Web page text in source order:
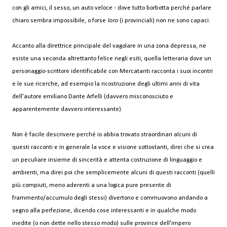
con gli amici, il sesso, un auto veloce - dove tutto borbotta perché parlare
chiaro sembra impossibile, o forse loro (i provinciali) non ne sono capaci.
Accanto alla direttrice principale del vagolare in una zona depressa, ne
esiste una seconda altrettanto felice negli esiti, quella letteraria dove un
personaggio-scrittore identificabile con Mercatanti racconta i suoi incontri
e le sue ricerche, ad esempio la ricostruzione degli ultimi anni di vita
dell'autore emiliano Dante Arfelli (davvero misconosciuto e
apparentemente davvero interessante).
Non è facile descrivere perché io abbia trovato straordinari alcuni di
questi racconti e in generale la voce e visione sottostanti, direi che si crea
un peculiare insieme di sincerità e attenta costruzione di linguaggio e
ambienti, ma direi poi che semplicemente alcuni di questi racconti (quelli
più compiuti, meno aderenti a una logica pure presente di
frammento/accumulo degli stessi) divertono e commuovono andando a
segno alla perfezione, dicendo cose interessanti e in qualche modo
inedite (o non dette nello stesso modo) sulle province dell'impero